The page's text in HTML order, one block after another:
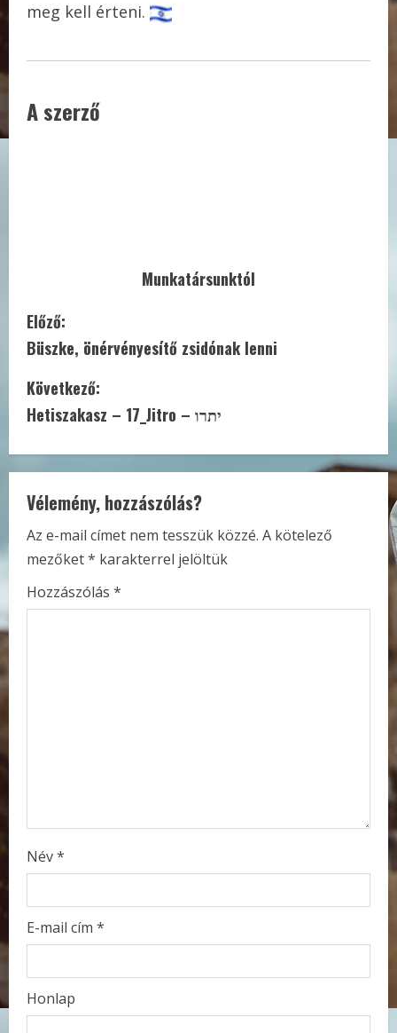
meg kell érteni.
A szerző
Munkatársunktól
C
o
n
i
n
u
e
g
Előző:
Büszke, önérvényesítő zsidónak lenni
Következő:
Hetiszakasz – 17_Jitro – יתרו
Vélemény, hozzászólás?
Az e-mail címet nem tesszük közzé. A kötelező
mezőket* karakterrel jelöltük
Hozzászólás *
Név*
E-mail cím *
Honlap